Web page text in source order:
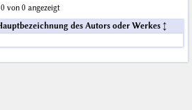
von 0 angezeigt
des Autors oder Werkes